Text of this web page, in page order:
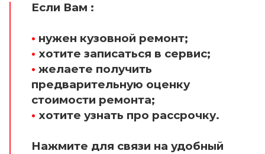
Если Вам :
• нужен кузовной ремонт;
• хотите записаться в сервис;
• желаете получить
предварительную оценку
стоимости ремонта;
• хотите узнать про рассрочку.
Нажмите для связи на удобный